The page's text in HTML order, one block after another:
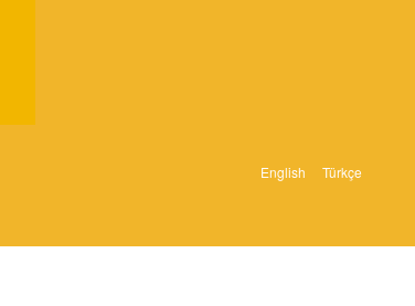
English Türkçe